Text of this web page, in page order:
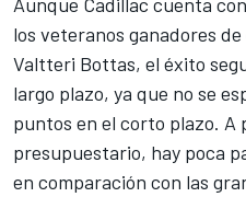
los veteranos ganadores
Valtteri Bottas, el éxito
largo plazo, ya que no se
puntos en el corto plazo. A
presupuestario, hay poca
en comparación con las